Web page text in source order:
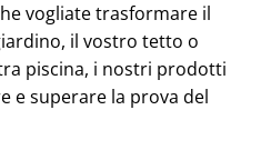
vogliate trasformare il
il vostro tetto o
piscina, i nostri prodotti
e superare la prova del